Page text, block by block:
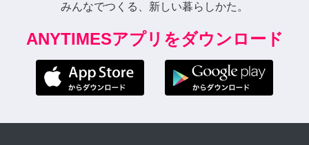
みんなでつくる、新しい暮らしかた。
ANYTIMESアプリをダウンロード